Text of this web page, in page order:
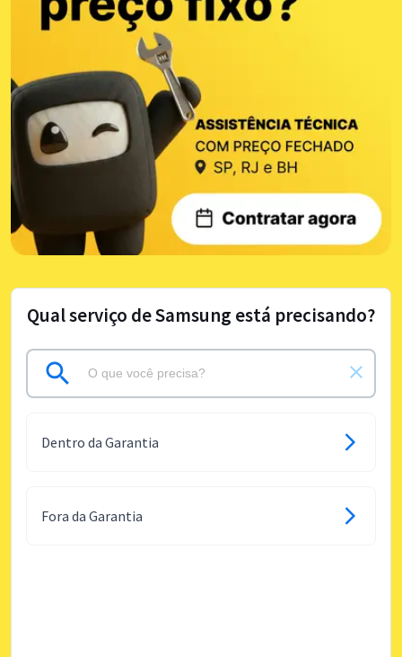
Qual serviço de Samsung está precisando?
Dentro da Garantia
Fora da Garantia